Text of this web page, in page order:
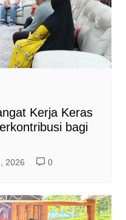
Kerja Keras
bagi
2026 0